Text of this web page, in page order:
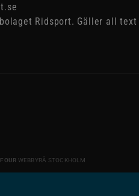
Ridsport. Gäller all text
WEBBYRÅ STOCKHOLM